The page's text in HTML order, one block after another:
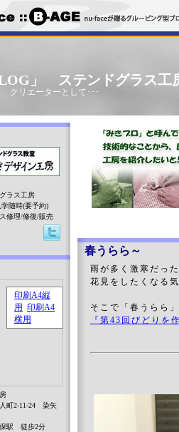
」 ステンドグラス工
クリエーターとして･･･
春うらら～
雨が多く激寒だっ
花見をしたくなる
そこで「春うらら
『第43回びどりを
ラス工房
学随時(要予約)
修理/修復/販売
町2-11-24 染矢
駅 徒歩2分